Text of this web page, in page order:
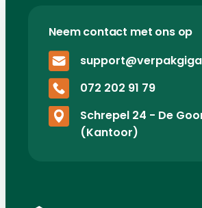
Neem contact met ons op
072 202 91 79
Schrepel 24 - De
(Kantoor)